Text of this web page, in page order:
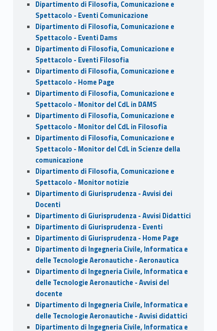
Dipartimento di Filosofia, Comunicazione e
Spettacolo - Eventi Comunicazione
Dipartimento di Filosofia, Comunicazione e
Spettacolo - Eventi Dams
Dipartimento di Filosofia, Comunicazione e
Spettacolo - Eventi Filosofia
Dipartimento di Filosofia, Comunicazione e
Spettacolo - Home Page
Dipartimento di Filosofia, Comunicazione e
Spettacolo - Monitor del CdL in DAMS
Dipartimento di Filosofia, Comunicazione e
Spettacolo - Monitor del CdL in Filosofia
Dipartimento di Filosofia, Comunicazione e
Spettacolo - Monitor del CdL in Scienze della
comunicazione
Dipartimento di Filosofia, Comunicazione e
Spettacolo - Monitor notizie
Dipartimento di Giurisprudenza - Avvisi dei
Docenti
Dipartimento di Giurisprudenza - Avvisi Didattici
Dipartimento di Giurisprudenza - Eventi
Dipartimento di Giurisprudenza - Home Page
Dipartimento di Ingegneria Civile, Informatica e
delle Tecnologie Aeronautiche - Aeronautica
Dipartimento di Ingegneria Civile, Informatica e
delle Tecnologie Aeronautiche - Avvisi del
docente
Dipartimento di Ingegneria Civile, Informatica e
delle Tecnologie Aeronautiche - Avvisi didattici
Dipartimento di Ingegneria Civile, Informatica e